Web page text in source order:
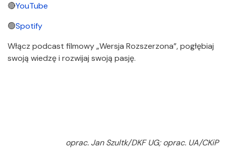
🔴YouTube
🟢Spotify
Włącz podcast filmowy „Wersja Rozszerzona”, pogłębiaj
swoją wiedzę i rozwijaj swoją pasję.
oprac. Jan Szultk/DKF UG; oprac. UA/CKiP